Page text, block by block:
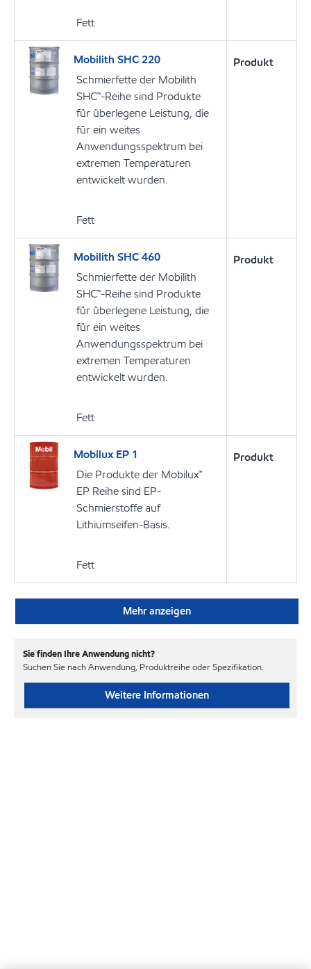
Fett
Mobilith SHC 220
Schmierfette der Mobilith
SHC™-Reihe sind Produkte
für überlegene Leistung, die
für ein weites
Anwendungsspektrum bei
extremen Temperaturen
entwickelt wurden.
Fett
Produkt
Mobilith SHC 460
Schmierfette der Mobilith
SHC™-Reihe sind Produkte
für überlegene Leistung, die
für ein weites
Anwendungsspektrum bei
extremen Temperaturen
entwickelt wurden.
Fett
Produkt
Mobilux EP 1
Die Produkte der Mobilux™
EP Reihe sind EP-
Schmierstoffe auf
Lithiumseifen-Basis.
Fett
Produkt
Mehr anzeigen
Sie finden Ihre Anwendung nicht?
Suchen Sie nach Anwendung, Produktreihe oder Spezifikation.
Weitere Informationen